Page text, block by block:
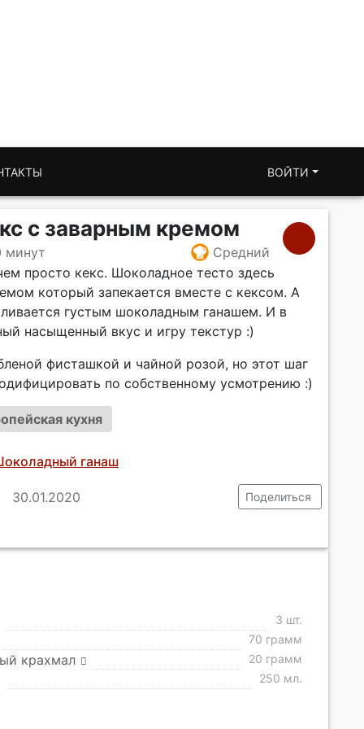
ВОЙТИ
с заварным кремом
минут
Средний
просто кекс. Шоколадное тесто здесь
который запекается вместе с кексом. А
густым шоколадным ганашем. И в
насыщенный вкус и игру текстур :)
фисташкой и чайной розой, но этот шаг
по собственному усмотрению :)
кухня
ганаш
30.01.2020 Поделиться
3 шт.
70 грамм
крахмал
20 грамм
250 мл.